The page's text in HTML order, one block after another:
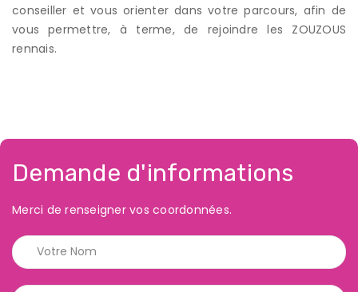
conseiller et vous orienter dans votre parcours, afin de
vous permettre, à terme, de rejoindre les ZOUZOUS
rennais.
Demande d'informations
Merci de renseigner vos coordonnées.